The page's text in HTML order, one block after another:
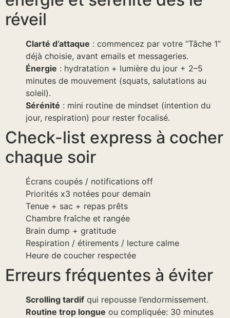
réveil
Clarté d’attaque : commencez par votre “Tâche 1”
déjà choisie, avant emails et messageries.
Énergie : hydratation + lumière du jour + 2–5
minutes de mouvement (squats, salutations au
soleil).
Sérénité : mini routine de mindset (intention du
jour, respiration) pour rester focalisé.
Check-list express à cocher
chaque soir
Écrans coupés / notifications off
Priorités x3 notées pour demain
Tenue + sac + repas prêts
Chambre fraîche et rangée
Brain dump + gratitude
Respiration / étirements / lecture calme
Heure de coucher respectée
Erreurs fréquentes à éviter
Scrolling tardif qui repousse l’endormissement.
Routine trop longue ou compliquée: 30 minutes